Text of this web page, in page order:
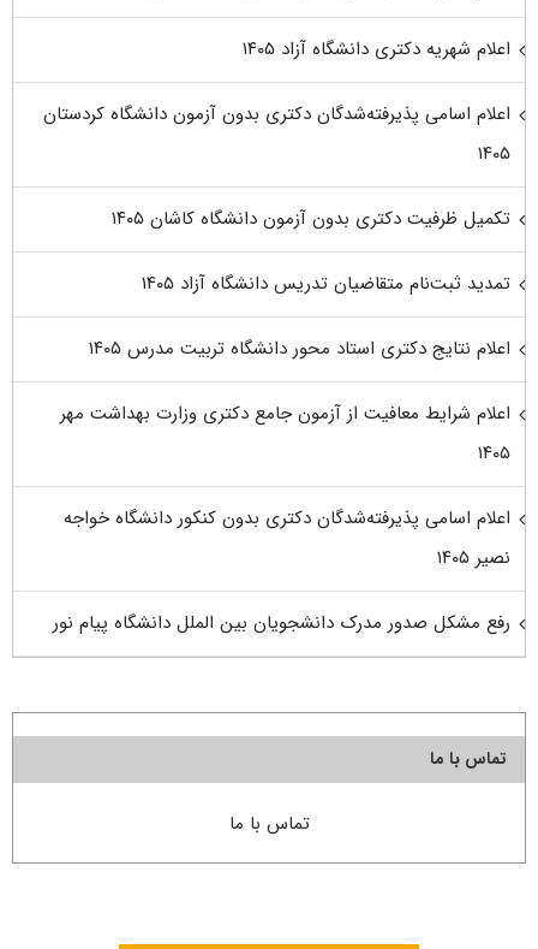
اعلام شهریه دکتری دانشگاه آزاد ۱۴۰۵
اعلام اسامی پذیرفته‌شدگان دکتری بدون آزمون دانشگاه کردستان
۱۴۰۵
تکمیل ظرفیت دکتری بدون آزمون دانشگاه کاشان ۱۴۰۵
تمدید ثبت‌نام متقاضیان تدریس دانشگاه آزاد ۱۴۰۵
اعلام نتایج دکتری استاد محور دانشگاه تربیت مدرس ۱۴۰۵
اعلام شرایط معافیت از آزمون جامع دکتری وزارت بهداشت مهر
۱۴۰۵
اعلام اسامی پذیرفته‌شدگان دکتری بدون کنکور دانشگاه خواجه
نصیر ۱۴۰۵
رفع مشکل صدور مدرک دانشجویان بین الملل دانشگاه پیام نور
تماس با ما
تماس با ما